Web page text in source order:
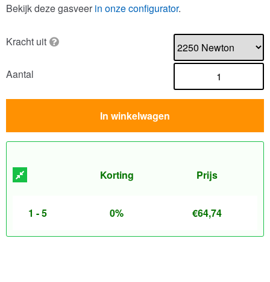
Bekijk deze gasveer in onze configurator.
Kracht uit
Aantal
In winkelwagen
Korting Prijs
1 - 5 0% €64,74